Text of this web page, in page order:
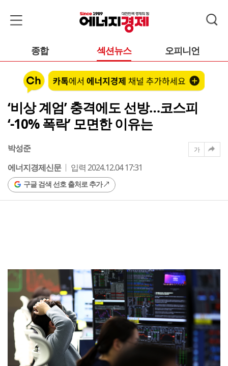
종합 섹션뉴스 오피니언
‘비상 계엄’ 충격에도 선방…코스피
‘-10% 폭락’ 모면한 이유는
박성준
에너지경제신문
입력 2024.12.04 17:31
구글 검색 선호 출처로 추가
가